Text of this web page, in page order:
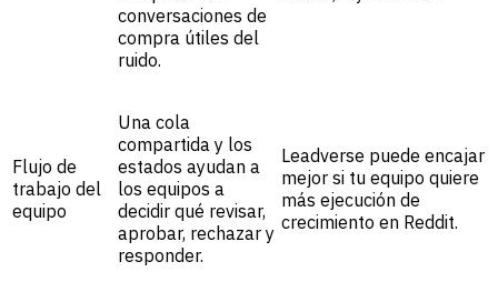
conversaciones de
compra útiles del
ruido.
Flujo de
trabajo del
equipo
Una cola
compartida y los
estados ayudan a
los equipos a
decidir qué revisar,
aprobar, rechazar y
responder.
Leadverse puede encajar
mejor si tu equipo quiere
más ejecución de
crecimiento en Reddit.